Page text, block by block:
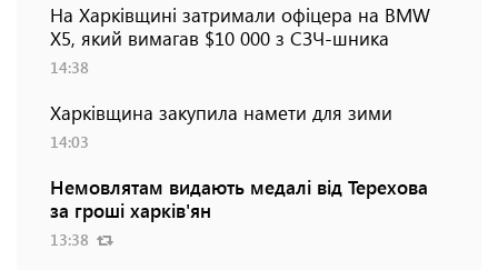
На Харківщині затримали офіцера на BMW
Х5, який вимагав $10 000 з СЗЧ-шника
14:38
Харківщина закупила намети для зими
14:03
Немовлятам видають медалі від Терехова
за гроші харків'ян
13:38